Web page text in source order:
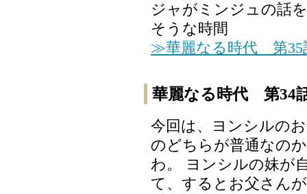
ジャがミンジュの話
そうな時間
≫華麗なる時代 第35
華麗なる時代 第34
今回は、ヨンシルの
のどちらが普通なの
わ。 ヨンシルの妹が
て、するとお父さん